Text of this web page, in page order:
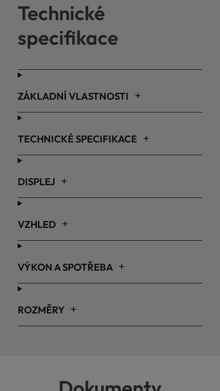
Technické
specifikace
ZÁKLADNÍ VLASTNOSTI
TECHNICKÉ SPECIFIKACE
DISPLEJ
VZHLED
VÝKON A SPOTŘEBA
ROZMĚRY